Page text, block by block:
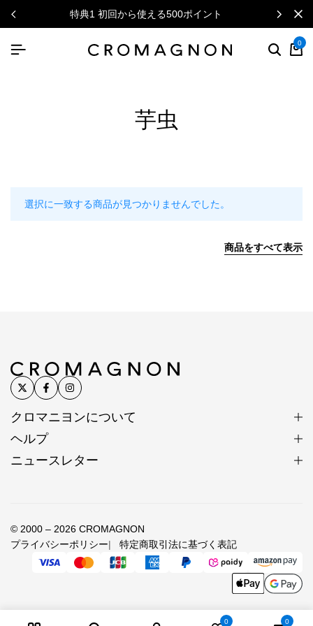
特典1 初回から使える500ポイント
0
芋虫
選択に一致する商品が見つかりませんでした。
商品をすべて表示
クロマニヨンについて
ヘルプ
ニュースレター
© 2000 – 2026 CROMAGNON
プライバシーポリシー
特定商取引法に基づく表記
0 0